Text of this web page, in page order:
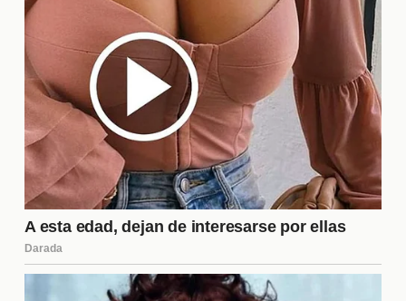
¿Hay posibilidades de
reconciliación en la familia
Delon?
Las posibilidades de reconciliación son inciertas,
pero no imposibles. Muchos expertos sugieren que
un diálogo abierto y la **mediación** podrían ser
claves para sanar las heridas. La voluntad de
ambas partes para trabajar en sus diferencias es
esencial. Sin embargo, el tiempo y el espacio serán
cruciales para que Alain Delon y sus hijos
encuentren un camino hacia la **reconciliación**.